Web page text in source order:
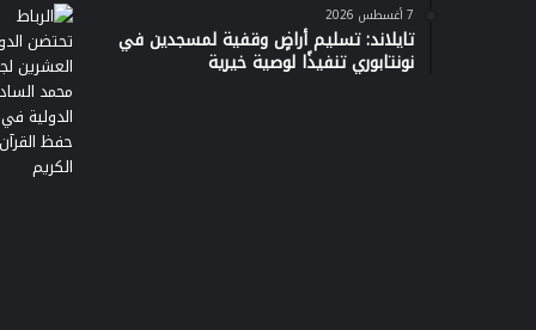
7 أغسطس 2026
تايلاند: تسليم أراضٍ وقفية لمسجدين في
نونتابوري تنفيذًا لوصية خيرية